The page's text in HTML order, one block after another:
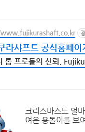
라샤프트 공식홈페이
톱 프로들의 신뢰.
크리스마스도 얼
여운 용돌이를 보